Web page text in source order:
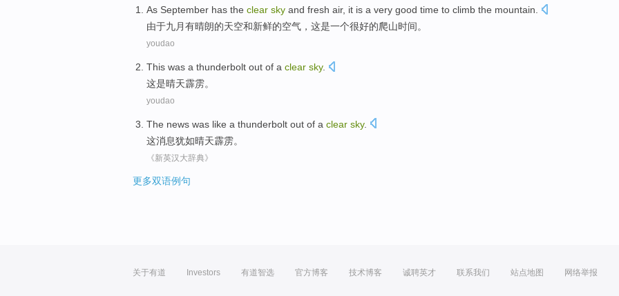
As September has the clear sky and fresh air, it is a very good time to climb the mountain
由于九月有晴朗的天空和新鲜的空气 ， 这是一个很好的爬山时间。
youdao
This was a thunderbolt out of a clear sky.
这是晴天霹雳。
youdao
The news was like a thunderbolt out of a clear sky.
这消息犹如晴天霹雳。
《新英汉大辞典》
更多双语例句
关于有道 Investors 有道智选 官方博客 技术博客 诚聘英才 联系我们 站点地图 网络举报